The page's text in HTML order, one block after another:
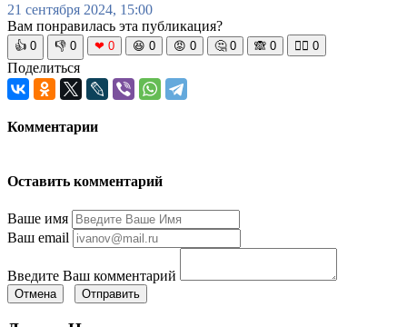
21 сентября 2024, 15:00
Вам понравилась эта публикация?
👍 0 👎 0 ❤ 0 😆 0 😡 0 🤔 0 🙈 0 🧘‍♀️ 0
Поделиться
Комментарии
Оставить комментарий
Ваше имя
Ваш email
Введите Ваш комментарий
Отмена Отправить